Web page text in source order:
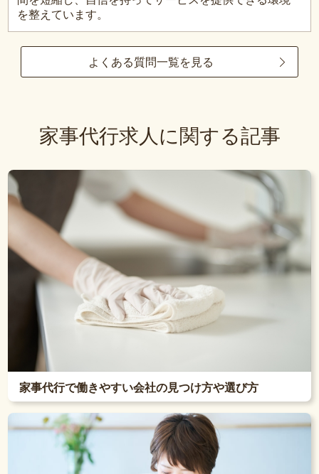
を整えています。
よくある質問一覧を見る
家事代行求人に関する記事
家事代行で働きやすい会社の見つけ方や選び方